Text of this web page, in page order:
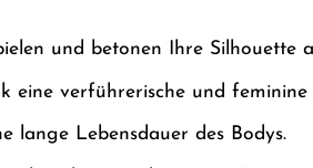
und betonen Ihre Silhouette
eine verführerische und feminine
lange Lebensdauer des Bodys.